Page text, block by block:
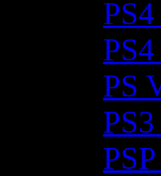
PS4
PS
PS3